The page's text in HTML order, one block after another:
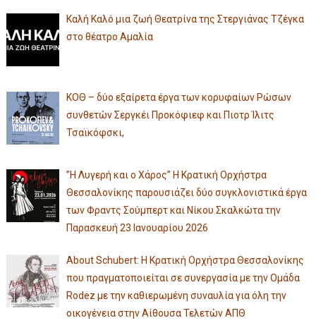
Καλή Καλό μια ζωή Θεατρίνα της Στεργιάνας Τζέγκα
στο θέατρο Αμαλία
ΚΟΘ – δύο εξαίρετα έργα των κορυφαίων Ρώσων
συνθετών Σεργκέι Προκόφιεφ και Πιοτρ Ίλιτς
Τσαϊκόφσκι,
”Η Λυγερή και ο Χάρος” Η Κρατική Ορχήστρα
Θεσσαλονίκης παρουσιάζει δύο συγκλονιστικά έργα
των Φραντς Σούμπερτ και Νίκου Σκαλκώτα την
Παρασκευή 23 Ιανουαρίου 2026
About Schubert: Η Κρατική Ορχήστρα Θεσσαλονίκης
που πραγματοποιείται σε συνεργασία με την Ομάδα
Rodez με την καθιερωμένη συναυλία για όλη την
οικογένεια στην Αίθουσα Τελετών ΑΠΘ